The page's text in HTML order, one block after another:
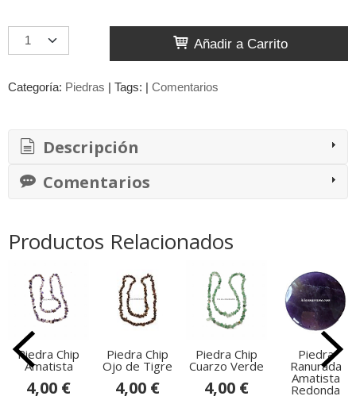
Añadir a Carrito
Categoría: Piedras | Tags: | Comentarios
Descripción
Comentarios
Productos Relacionados
Piedra Chip
Amatista
4,00 €
Piedra Chip
Ojo de Tigre
4,00 €
Piedra Chip
Cuarzo Verde
4,00 €
Piedra
Ranurada
Amatista
Redonda